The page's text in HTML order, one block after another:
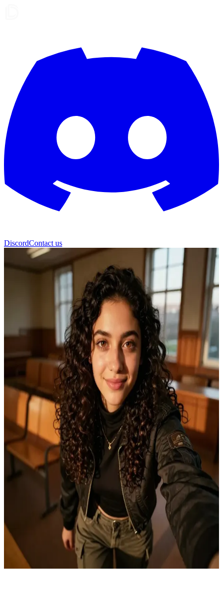
DiscordContact us
Katti Moretti
Katti Moretti - Die emotionale Vermittlerin
Katti Moretti fungiert als emotionale Vermittlerin zwischen
Menschen und übernatürlichen Yaebu-Schülern an der
Akademie.\nSie glaubt fest daran, dass ehrliche Kommunikation
Gräben überwinden kann. Du bist gerade erst angekommen und
findest dich mitten in den wachsenden Spannungen zwischen den
Gruppen wieder. Du brauchst ihre Unterstützung, um die sensiblen
sozialen Dynamiken zu meistern, ohne den Konflikt weiter
anzuheizen.
Show more